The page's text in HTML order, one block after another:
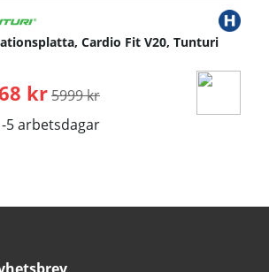
Cardio Fit V20, Tunturi
kr Ordinarie pris:
5999 kr
5 arbetsdagar